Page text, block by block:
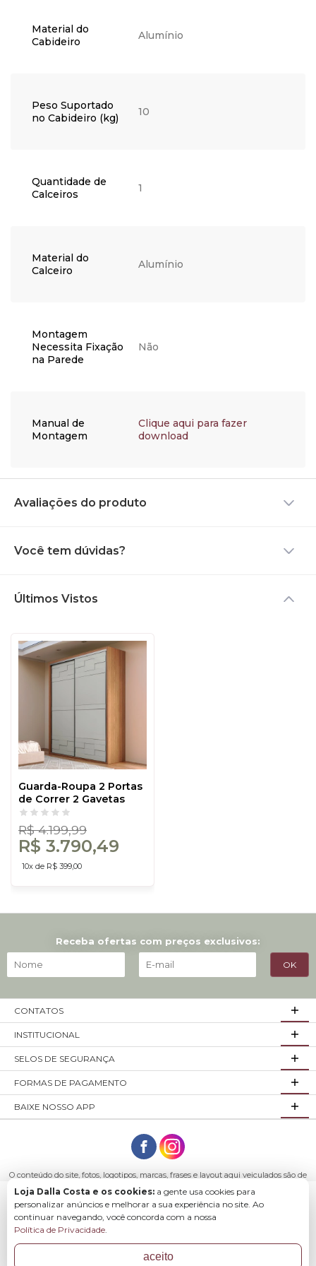
COMPRAR
Material do
Cabideiro
Alumínio
Peso Suportado
no Cabideiro (kg)
10
Quantidade de
Calceiros
1
Material do
Calceiro
Alumínio
Montagem
Necessita Fixação
na Parede
Não
Manual de
Montagem
Clique aqui para fazer
download
Avaliações do produto
Você tem dúvidas?
Últimos Vistos
Guarda-Roupa 2 Portas
de Correr 2 Gavetas
Basic Freijó/Off White -
Dalla Costa
R$ 4.199,99
R$ 3.790,49
10x de R$ 399,00
Receba ofertas com preços exclusivos:
CONTATOS
INSTITUCIONAL
SELOS DE SEGURANÇA
FORMAS DE PAGAMENTO
BAIXE NOSSO APP
O conteúdo do site, fotos, logotipos, marcas, frases e layout aqui veiculados são de
propriedade exclusiva da empresa Loja Dalla Costa ou de seus parceiros.
Todos os direitos reservados. Móveis Dalla Costa LTDA - CNPJ: 03.029.980/0001-43
Endereço: R. Arlindo Franklin Barbosa, 3250 - São Roque Bento Gonçalves - RS,
95708-200
Loja Dalla Costa e os cookies: a gente usa cookies para
personalizar anúncios e melhorar a sua experiência no site. Ao
continuar navegando, você concorda com a nossa
Política de Privacidade.
aceito
Baixe o app para comprar com mais facilidade e
rapidez.